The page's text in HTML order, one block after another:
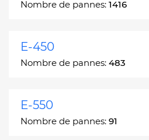
Nombre de pannes: 1416
E-450
Nombre de pannes: 483
E-550
Nombre de pannes: 91